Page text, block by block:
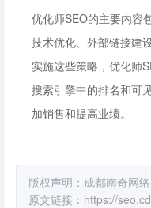
优化师SEO的主要内容
技术优化、外部链接建
实施这些策略，优化师
搜索引擎中的排名和可
加销售和提高业绩。
版权声明：成都南奇网络
原文链接： https://